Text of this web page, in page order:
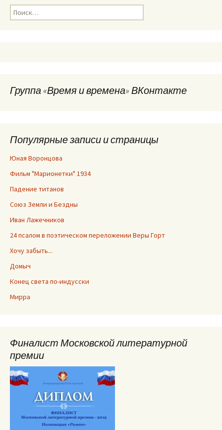
Найти:
Группа «Время и времена» ВКонтакте
Популярные записи и страницы
Юная Воронцова
Фильм "Марионетки" 1934
Падение титанов
Союз Земли и Бездны
Иван Лажечников
24 псалом в поэтическом переложении Веры Горт
Хочу забыть...
Домыч
Конец света по-индусски
Мирра
Финалист Московской литературной
премии